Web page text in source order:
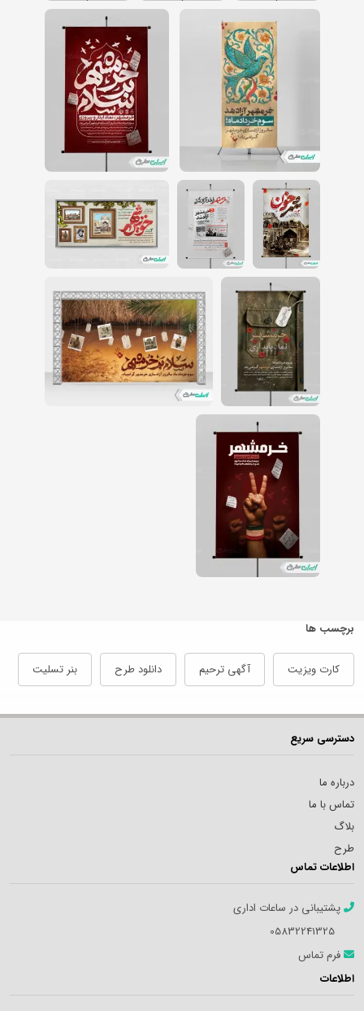
برچسب ها
کارت ویزیت آگهی ترحیم دانلود طرح بنر تسلیت
دسترسی سریع
درباره ما
تماس با ما
بلاگ
طرح
اطلاعات تماس
پشتیبانی در ساعات اداری
05832241325
فرم تماس
اطلاعات